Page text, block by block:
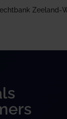
Zeeland-